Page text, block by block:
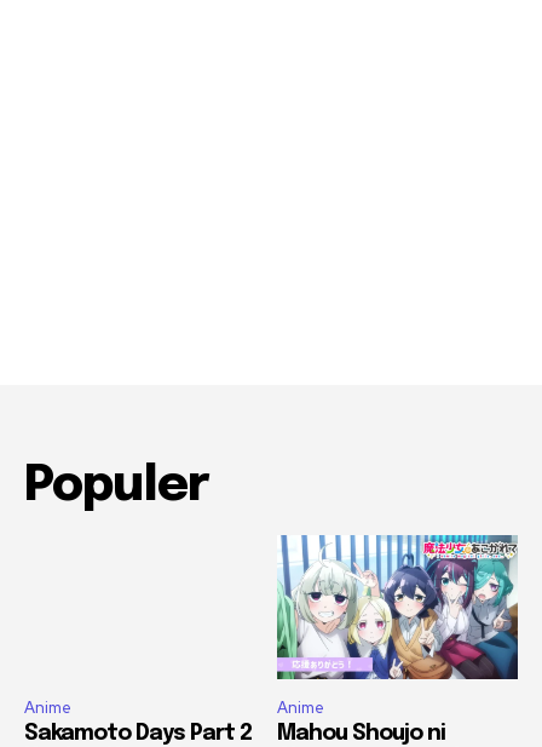
Populer
Anime
Sakamoto Days Part 2
Anime
Mahou Shoujo ni